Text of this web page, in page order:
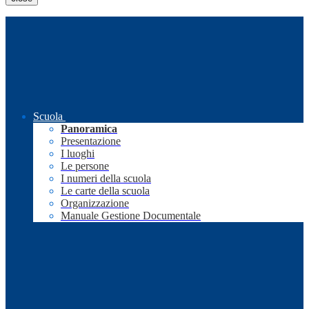
Scuola
Panoramica
Presentazione
I luoghi
Le persone
I numeri della scuola
Le carte della scuola
Organizzazione
Manuale Gestione Documentale